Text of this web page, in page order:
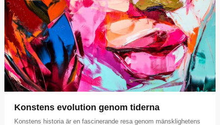
Konstens evolution genom tiderna
Konstens historia är en fascinerande resa genom mänsklighetens